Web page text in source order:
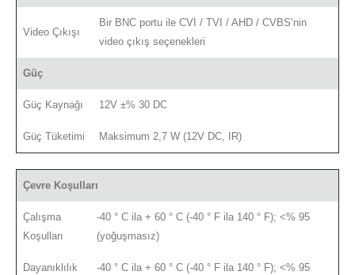
Video Çıkışı
Bir BNC portu ile CVI / TVI / AHD / CVBS’nin
video çıkış seçenekleri
Güç
Güç Kaynağı 12V ±% 30 DC
Güç Tüketimi Maksimum 2,7 W (12V DC, IR)
Çevre Koşulları
Çalışma
Koşulları
-40 ° C ila + 60 ° C (-40 ° F ila 140 ° F); <% 95
(yoğuşmasız)
Dayanıklılık
-40 ° C ila + 60 ° C (-40 ° F ila 140 ° F); <% 95